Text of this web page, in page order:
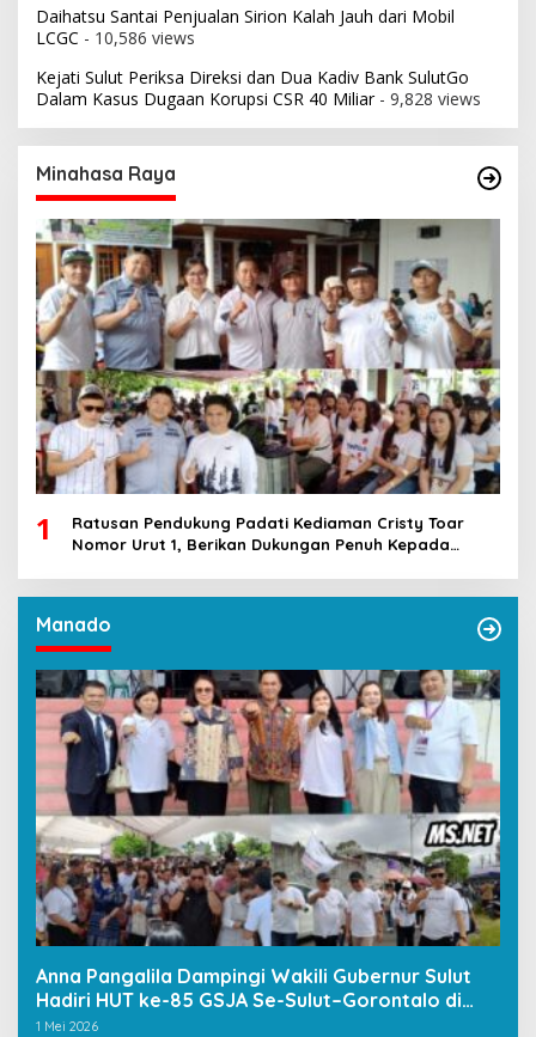
Daihatsu Santai Penjualan Sirion Kalah Jauh dari Mobil
LCGC - 10,586 views
Kejati Sulut Periksa Direksi dan Dua Kadiv Bank SulutGo
Dalam Kasus Dugaan Korupsi CSR 40 Miliar- 9,828 views
Minahasa Raya
1
Ratusan Pendukung Padati Kediaman Cristy Toar
Nomor Urut 1, Berikan Dukungan Penuh Kepada
Manado
Anna Pangalila Dampingi Wakili Gubernur Sulut
Hadiri HUT ke-85 GSJA Se-Sulut–Gorontalo di
Langowan
1 Mei 2026